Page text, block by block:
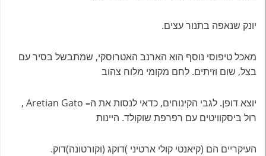
יונק שנאפה בתנור עצים.
מאכל טיפוסי נוסף הוא הארנב האטרוסקי, שמתבשל בסיר עם
בצל, שום וזיתים. לחם מקומי מלוח צהוב
יוצא דופן. לגבי הקינוחים, כדאי לנסות את ה–
Aretian Gato ,
רול ביסקוויטים עם רפרפת שוקולד. היינות
העיקריים הם (קיאנטי קולי ארטיני )דוקג (וקורטונה)דוק.